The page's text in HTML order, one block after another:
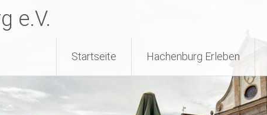
e.V.
Startseite Hachenburg Erleben